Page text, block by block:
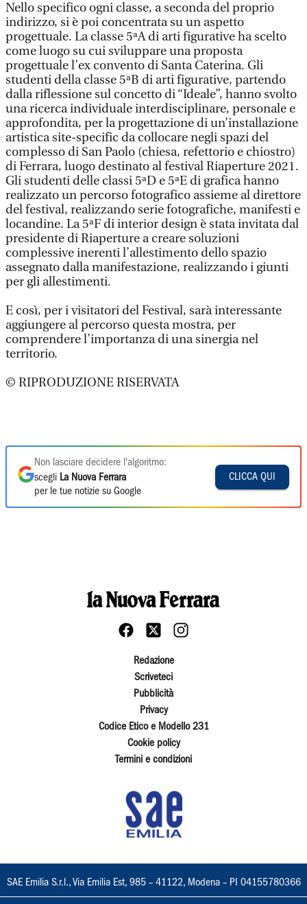
Nello specifico ogni classe, a seconda del proprio
indirizzo, si è poi concentrata su un aspetto
progettuale. La classe 5ªA di arti figurative ha scelto
come luogo su cui sviluppare una proposta
progettuale l’ex convento di Santa Caterina. Gli
studenti della classe 5ªB di arti figurative, partendo
dalla riflessione sul concetto di “Ideale”, hanno svolto
una ricerca individuale interdisciplinare, personale e
approfondita, per la progettazione di un’installazione
artistica site-specific da collocare negli spazi del
complesso di San Paolo (chiesa, refettorio e chiostro)
di Ferrara, luogo destinato al festival Riaperture 2021.
Gli studenti delle classi 5ªD e 5ªE di grafica hanno
realizzato un percorso fotografico assieme al direttore
del festival, realizzando serie fotografiche, manifesti e
locandine. La 5ªF di interior design è stata invitata dal
presidente di Riaperture a creare soluzioni
complessive inerenti l’allestimento dello spazio
assegnato dalla manifestazione, realizzando i giunti
per gli allestimenti.
E così, per i visitatori del Festival, sarà interessante
aggiungere al percorso questa mostra, per
comprendere l’importanza di una sinergia nel
territorio.
© RIPRODUZIONE RISERVATA
Non lasciare decidere l'algoritmo:
scegli La Nuova Ferrara
per le tue notizie su Google
CLICCA QUI
Redazione
Scriveteci
Pubblicità
Privacy
Codice Etico e Modello 231
Cookie policy
Termini e condizioni
SAE Emilia S.r.l., Via Emilia Est, 985 – 41122, Modena – PI 04155780366